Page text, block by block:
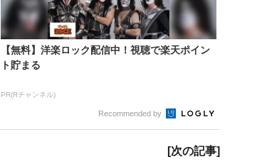
【無料】洋楽ロック配信中！視聴で楽天ポイン
ト貯まる
PR(Rチャンネル)
Recommended by
[次の記事]